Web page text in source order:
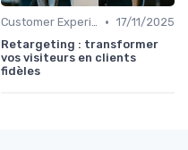
Customer Experience & rétention clients • 17/11/2025
Retargeting : transformer
vos visiteurs en clients
fidèles